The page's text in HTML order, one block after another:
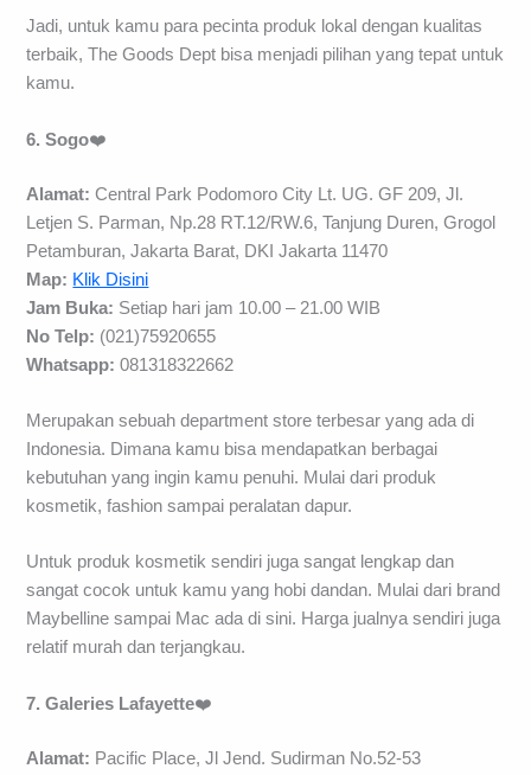
Jadi, untuk kamu para pecinta produk lokal dengan kualitas
terbaik, The Goods Dept bisa menjadi pilihan yang tepat untuk
kamu.
6. Sogo❤️
Alamat: Central Park Podomoro City Lt. UG. GF 209, Jl.
Letjen S. Parman, Np.28 RT.12/RW.6, Tanjung Duren, Grogol
Petamburan, Jakarta Barat, DKI Jakarta 11470
Map: Klik Disini
Jam Buka: Setiap hari jam 10.00 – 21.00 WIB
No Telp: (021)75920655
Whatsapp: 081318322662
Merupakan sebuah department store terbesar yang ada di
Indonesia. Dimana kamu bisa mendapatkan berbagai
kebutuhan yang ingin kamu penuhi. Mulai dari produk
kosmetik, fashion sampai peralatan dapur.
Untuk produk kosmetik sendiri juga sangat lengkap dan
sangat cocok untuk kamu yang hobi dandan. Mulai dari brand
Maybelline sampai Mac ada di sini. Harga jualnya sendiri juga
relatif murah dan terjangkau.
7. Galeries Lafayette❤️
Alamat: Pacific Place, Jl Jend. Sudirman No.52-53